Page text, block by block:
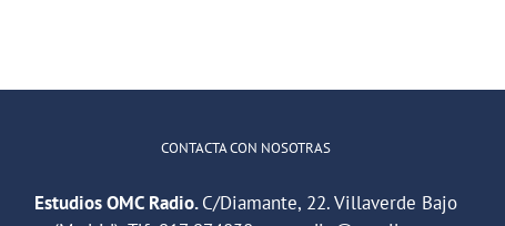
CONTACTA CON NOSOTRAS
Estudios OMC Radio.C/Diamante, 22. Villaverde Bajo